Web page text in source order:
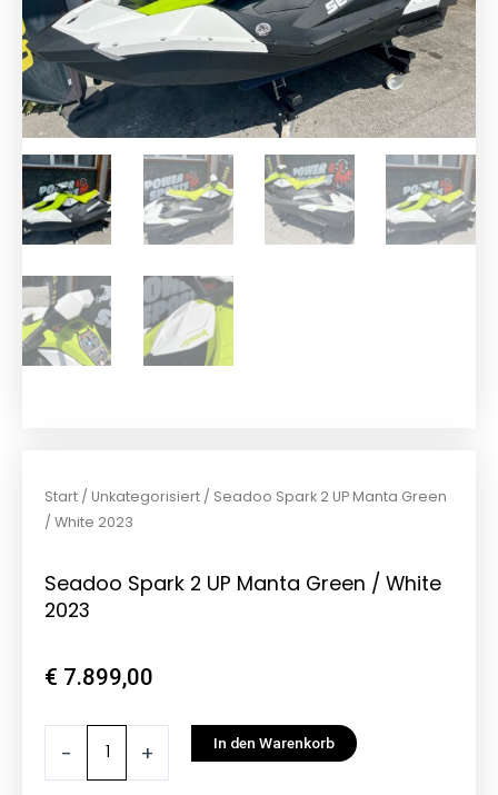
Start / Unkategorisiert / Seadoo Spark 2 UP Manta Green
/ White 2023
Seadoo Spark 2 UP Manta Green / White
2023
€ 7.899,00
- + In den Warenkorb